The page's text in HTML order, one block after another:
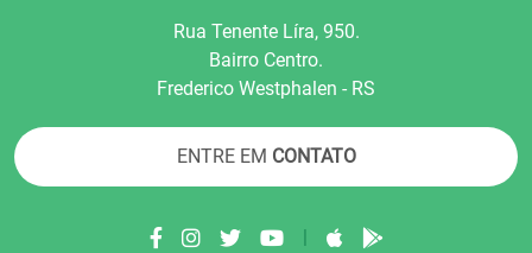
Rua Tenente Líra, 950.
Bairro Centro.
Frederico Westphalen - RS
ENTRE EM CONTATO
|